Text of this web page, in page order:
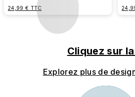
24,99 € TTC
Cliquez sur
Explorez plus de